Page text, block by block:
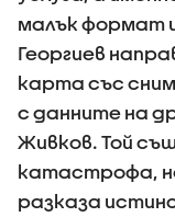
малък формат
Георгиев
карта със
с данните на
Живков. Той
катастрофа,
разказа